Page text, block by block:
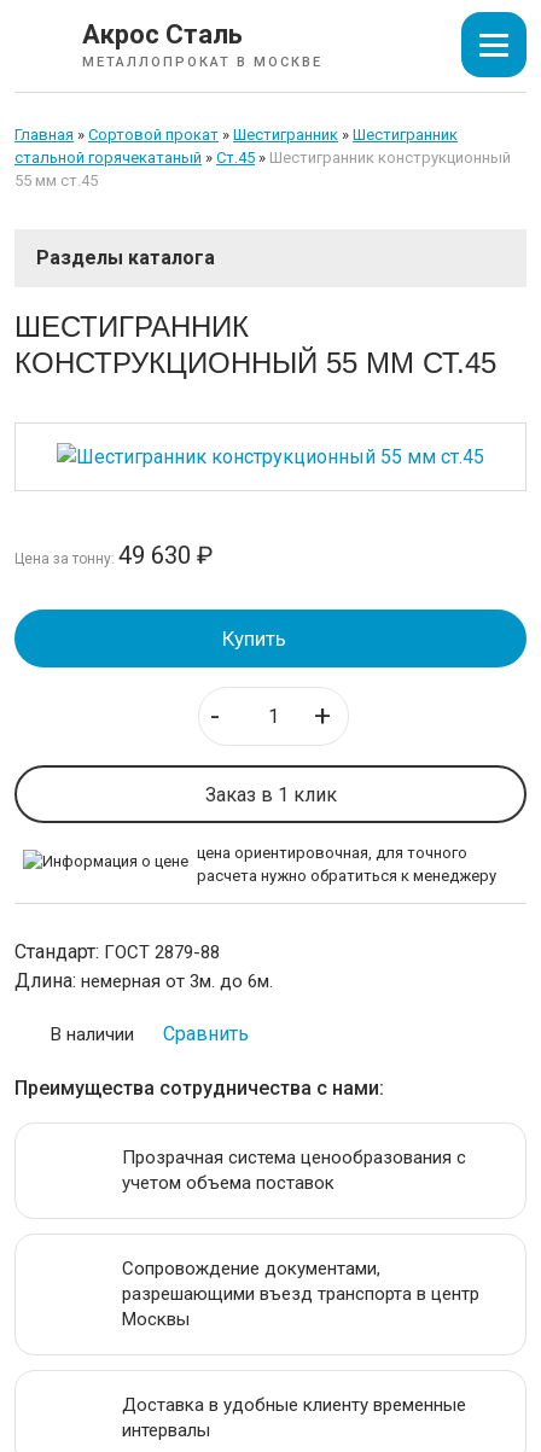
Акрос Сталь
МЕТАЛЛОПРОКАТ В МОСКВЕ
Главная » Сортовой прокат » Шестигранник » Шестигранник
стальной горячекатаный » Ст.45 » Шестигранник конструкционный
55 мм ст.45
СОРТОВОЙ ПРОКАТ
Арматура
Балка
Полоса стальная
ИЗОЛЯЦИЯ СТАЛЬНЫХ ТРУБ
ЛИСТОВОЙ ПРОКАТ
ТРУБОПРОВОДНАЯ АРМАТУРА
НЕРЖАВЕЙКА
ИНСТРУМЕНТАЛЬНАЯ СТАЛЬ
ПРОВОЛОКА
ШЕСТИГРАННИК
КОНСТРУКЦИОННЫЙ 55 ММ СТ.45
Цена за тонну: 49 630 ₽
Купить
- +
Заказ в 1 клик
цена ориентировочная, для точного
расчета нужно обратиться к менеджеру
Стандарт: ГОСТ 2879-88
Длина: немерная от 3м. до 6м.
В наличии Сравнить
Преимущества сотрудничества с нами:
Прозрачная система ценообразования с
учетом объема поставок
Сопровождение документами,
разрешающими въезд транспорта в центр
Москвы
Доставка в удобные клиенту временные
интервалы